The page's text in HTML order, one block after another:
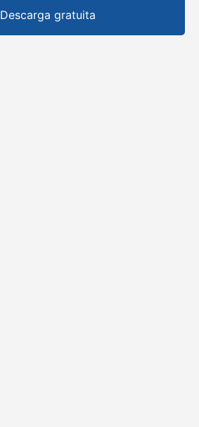
Descarga gratuita